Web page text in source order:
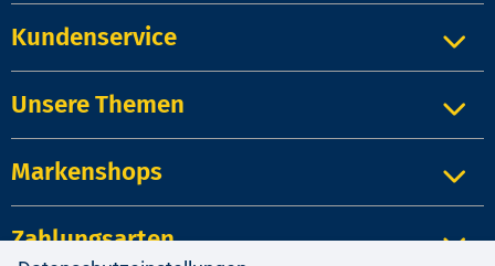
Kundenservice
Unsere Themen
Markenshops
Zahlungsarten